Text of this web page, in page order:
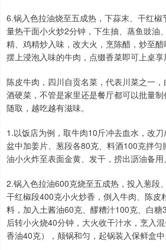
6.锅入色拉油烧至五成热，下蒜末、干红
量热干面小火炒2分钟，下生抽、蒸鱼豉油
精、鸡精炒入味，改大火，烹陈醋，炒至
摆上浸泡入味的牛肉，点缀香菜即可上桌享
陈皮牛肉，四川自贡名菜，代表川菜之一
酒硬菜，不管是家里还是餐厅都可以批量
随取，越吃越有滋味。
1.以饭店为例，取牛肉10斤冲去血水，改
盆中加姜片、葱段各80克、料酒100克拌
油小火炸至表面金黄、发干，捞出沥油备用。
2.锅入色拉油600克烧至五成热，投入葱段
干红椒段400克小火炒香，倒入牛肉、陈皮
料，加入土酱油60克、醪糟汁100克、白
后转小火烧40分钟，大火收干汁水，烹入混
香油40克），颠锅和匀，起锅装入保鲜盒中